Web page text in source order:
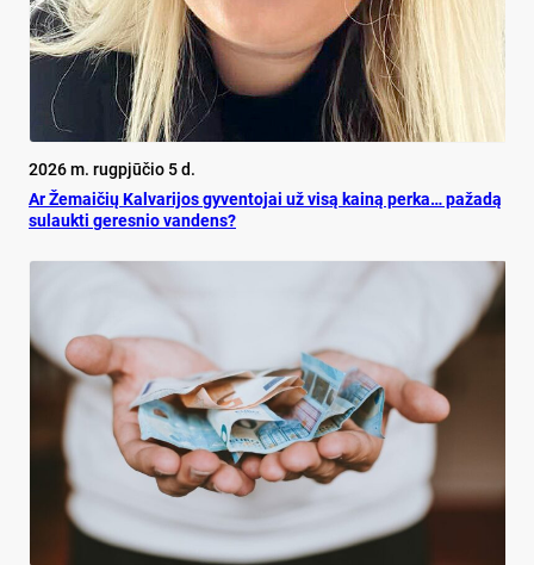
2026 m. rugpjūčio 5 d.
Ar Že­mai­čių Kal­va­ri­jos gy­ven­to­jai už vi­są kai­ną per­ka… pa­ža­dą
su­lauk­ti ge­res­nio van­dens?